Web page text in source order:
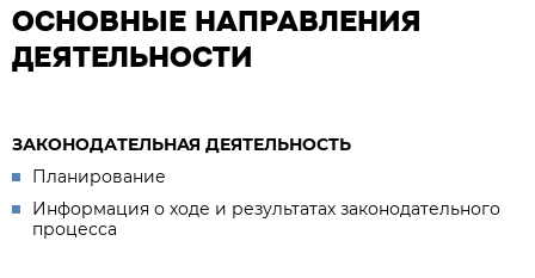
ОСНОВНЫЕ НАПРАВЛЕНИЯ
ДЕЯТЕЛЬНОСТИ
ЗАКОНОДАТЕЛЬНАЯ ДЕЯТЕЛЬНОСТЬ
Планирование
Информация о ходе и результатах законодательного
процесса